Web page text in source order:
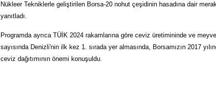
Nükleer Tekniklerle geliştirilen Borsa-20 nohut çeşidinin hasadına dair
yanıtladı.
Programda ayrıca TÜİK 2024 rakamlarına göre ceviz üretimininde ve
sayısında Denizli'nin ilk kez 1. sırada yer almasında, Borsamızın 2017
ceviz dağıtımının önemi konuşuldu.